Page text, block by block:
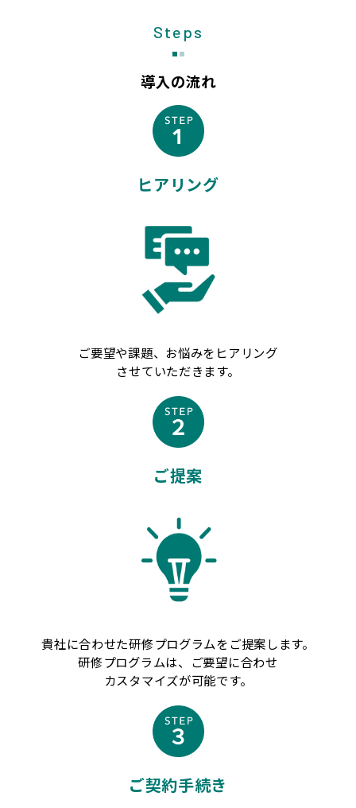
Steps
導入の流れ
ヒアリング
ご要望や課題、お悩みをヒアリング
させていただきます。
ご提案
貴社に合わせた研修プログラムをご提案します。
研修プログラムは、ご要望に合わせ
カスタマイズが可能です。
ご契約手続き